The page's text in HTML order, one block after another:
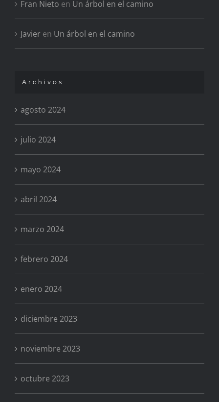
Fran Nieto en Un árbol en el camino
Javier en Un árbol en el camino
Archivos
agosto 2024
julio 2024
mayo 2024
abril 2024
marzo 2024
febrero 2024
enero 2024
diciembre 2023
noviembre 2023
octubre 2023